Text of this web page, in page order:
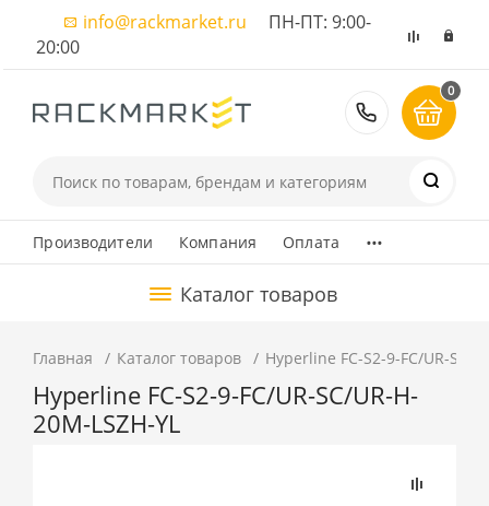
info@rackmarket.ru ПН-ПТ: 9:00-
20:00
8 (495)
0
Производители Компания Оплата ...
Каталог товаров
Главная Каталог товаров Hyperline FC-S2-9-FC/UR-SC/
Hyperline FC-S2-9-FC/UR-SC/UR-H-
20M-LSZH-YL